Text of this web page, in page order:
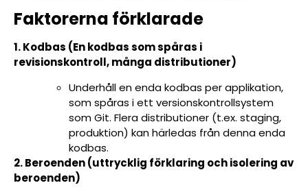
Faktorerna förklarade
1. Kodbas (En kodbas som spåras i
revisionskontroll, många distributioner)
Underhåll en enda kodbas per applikation,
som spåras i ett versionskontrollsystem
som Git. Flera distributioner (t.ex. staging,
produktion) kan härledas från denna enda
kodbas.
2. Beroenden (uttrycklig förklaring och isolering av
beroenden)